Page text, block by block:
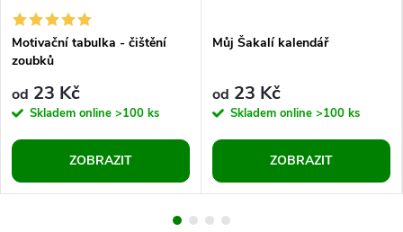
Motivační tabulka - čištění
zoubků
od 23 Kč
Skladem online >100 ks
ZOBRAZIT
Můj Šakalí kalendář
od 23 Kč
Skladem online >100 ks
ZOBRAZIT